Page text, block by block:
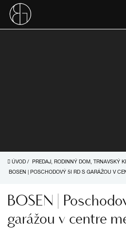
ÚVOD / PREDAJ, RODINNÝ DOM, TRNAVSKÝ
BOSEN | POSCHODOVÝ 5I RD S GARÁŽOU V
BOSEN |
garážou v centre